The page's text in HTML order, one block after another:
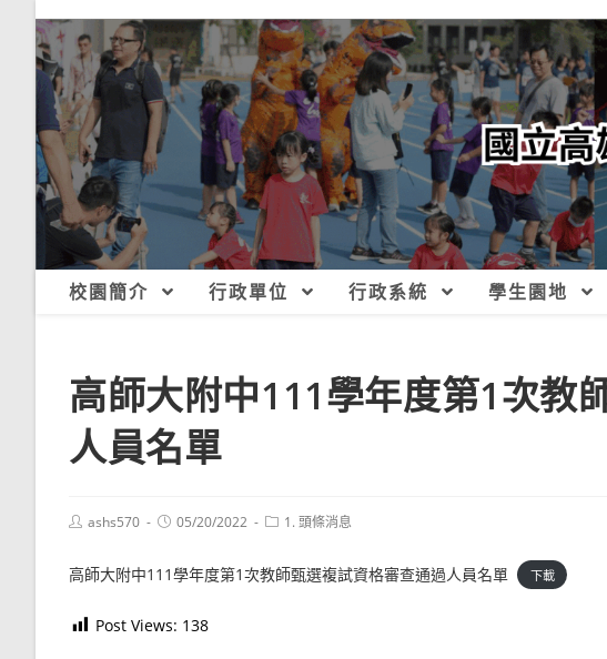
校園簡介 行政單位 行政系統 學生園地
高師大附中111學年度第1次教
人員名單
Postashs570
Post05/20/2022
Post1. 頭條消息
高師大附中111學年度第1次教師甄選複試資格審查通過人員名單 下載
Post Views: 138